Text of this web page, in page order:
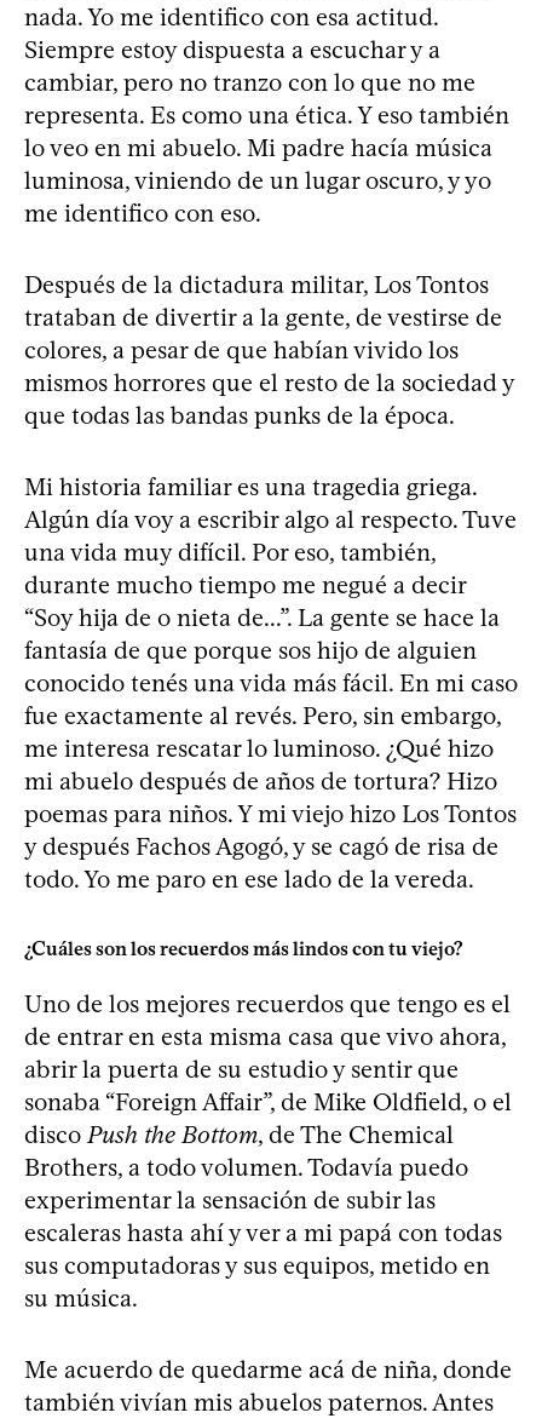
nada. Yo me identifico con esa actitud.
Siempre estoy dispuesta a escuchar y a
cambiar, pero no tranzo con lo que no me
representa. Es como una ética. Y eso también
lo veo en mi abuelo. Mi padre hacía música
luminosa, viniendo de un lugar oscuro, y yo
me identifico con eso.
Después de la dictadura militar, Los Tontos
trataban de divertir a la gente, de vestirse de
colores, a pesar de que habían vivido los
mismos horrores que el resto de la sociedad y
que todas las bandas punks de la época.
Mi historia familiar es una tragedia griega.
Algún día voy a escribir algo al respecto. Tuve
una vida muy difícil. Por eso, también,
durante mucho tiempo me negué a decir
“Soy hija de o nieta de...”. La gente se hace la
fantasía de que porque sos hijo de alguien
conocido tenés una vida más fácil. En mi caso
fue exactamente al revés. Pero, sin embargo,
me interesa rescatar lo luminoso. ¿Qué hizo
mi abuelo después de años de tortura? Hizo
poemas para niños. Y mi viejo hizo Los Tontos
y después Fachos Agogó, y se cagó de risa de
todo. Yo me paro en ese lado de la vereda.
¿Cuáles son los recuerdos más lindos con tu viejo?
Uno de los mejores recuerdos que tengo es el
de entrar en esta misma casa que vivo ahora,
abrir la puerta de su estudio y sentir que
sonaba “Foreign Affair”, de Mike Oldfield, o el
disco Push the Bottom, de The Chemical
Brothers, a todo volumen. Todavía puedo
experimentar la sensación de subir las
escaleras hasta ahí y ver a mi papá con todas
sus computadoras y sus equipos, metido en
su música.
Me acuerdo de quedarme acá de niña, donde
también vivían mis abuelos paternos. Antes